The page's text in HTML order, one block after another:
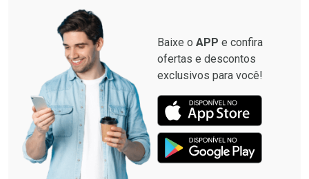
Baixe o APP e confira
ofertas e descontos
exclusivos para você!